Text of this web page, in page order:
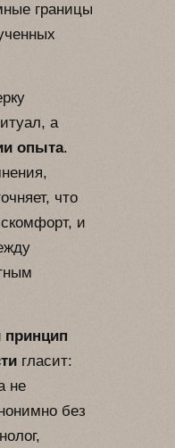
границы
а
опыта.
что
и
принцип
гласит:
не
без